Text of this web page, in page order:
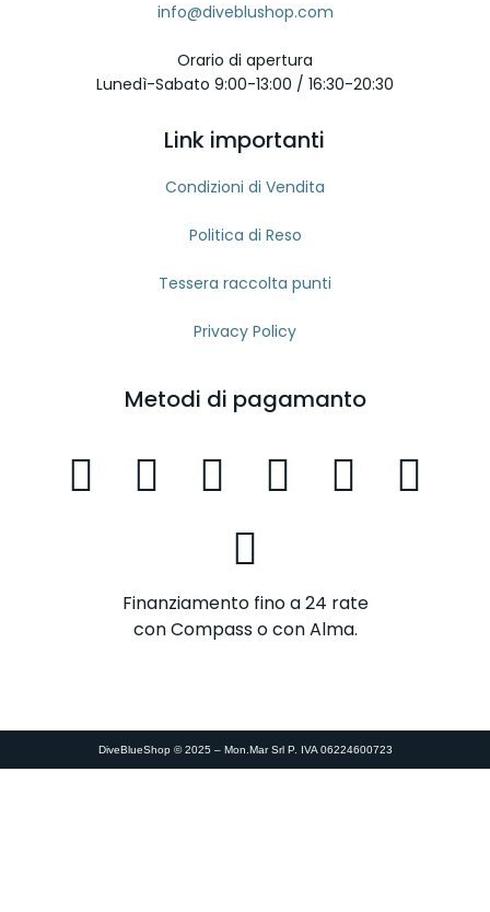
info@diveblushop.com
Orario di apertura
Lunedì-Sabato 9:00-13:00 / 16:30-20:30
Link importanti
Condizioni di Vendita
Politica di Reso
Tessera raccolta punti
Privacy Policy
Metodi di pagamanto
Finanziamento fino a 24 rate
con Compass o con Alma.
DiveBlueShop © 2025 – Mon.Mar Srl P. IVA 06224600723